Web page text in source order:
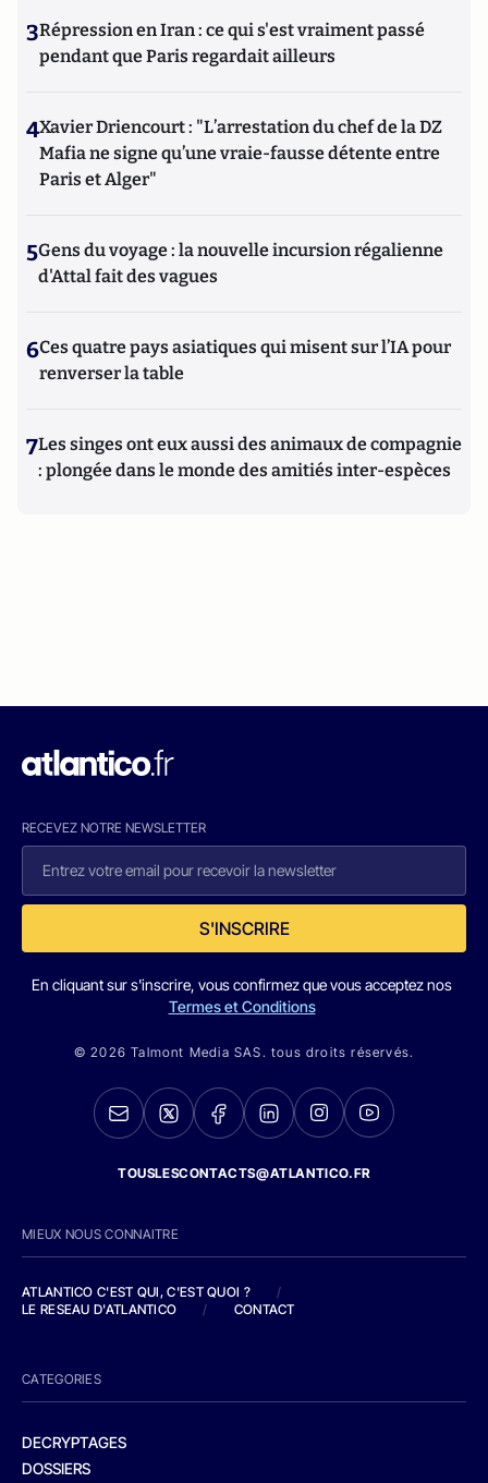
3Répression en Iran : ce qui s'est vraiment passé
pendant que Paris regardait ailleurs
4Xavier Driencourt : "L’arrestation du chef de la DZ
Mafia ne signe qu’une vraie-fausse détente entre
Paris et Alger"
5Gens du voyage : la nouvelle incursion régalienne
d'Attal fait des vagues
6Ces quatre pays asiatiques qui misent sur l’IA pour
renverser la table
7Les singes ont eux aussi des animaux de compagnie
: plongée dans le monde des amitiés inter-espèces
RECEVEZ NOTRE NEWSLETTER
S'INSCRIRE
En cliquant sur s'inscrire, vous confirmez que vous acceptez nos
Termes et Conditions
© 2026 Talmont Media SAS. tous droits réservés.
TOUSLESCONTACTS@ATLANTICO.FR
MIEUX NOUS CONNAITRE
ATLANTICO C'EST QUI, C'EST QUOI ?
/
LE RESEAU D'ATLANTICO
/ CONTACT
CATEGORIES
DECRYPTAGES
DOSSIERS